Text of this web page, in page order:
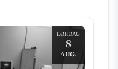
LØRDAG
8
AUG.